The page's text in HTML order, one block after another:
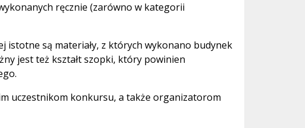
ręcznie (zarówno w kategorii
istotne są materiały, z których wykonano budynek
jest też kształt szopki, który powinien
uczestnikom konkursu, a także organizatorom